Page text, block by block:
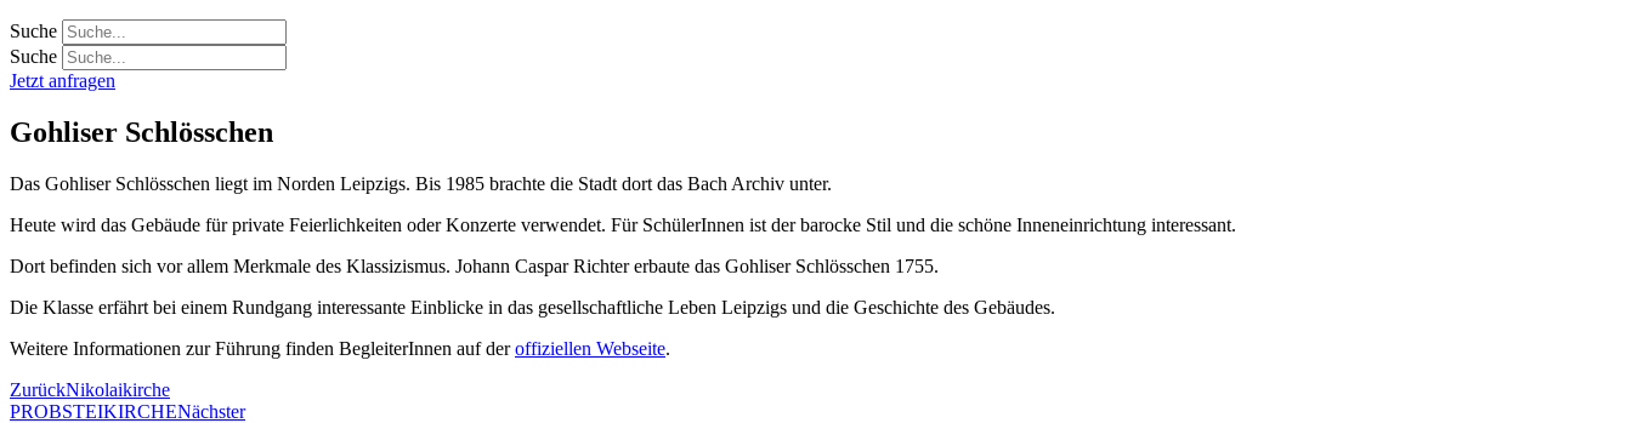
Suche
Suche
Jetzt anfragen
Gohliser Schlösschen
Das Gohliser Schlösschen liegt im Norden Leipzigs. Bis 1985 brachte die Stadt dort das Bach Archiv unter.
Heute wird das Gebäude für private Feierlichkeiten oder Konzerte verwendet. Für SchülerInnen ist der barocke Stil und die schöne Inneneinrichtung interessant.
Dort befinden sich vor allem Merkmale des Klassizismus. Johann Caspar Richter erbaute das Gohliser Schlösschen 1755.
Die Klasse erfährt bei einem Rundgang interessante Einblicke in das gesellschaftliche Leben Leipzigs und die Geschichte des Gebäudes.
Weitere Informationen zur Führung finden BegleiterInnen auf deroffiziellen Webseite.
ZurückNikolaikirche
PROBSTEIKIRCHENächster